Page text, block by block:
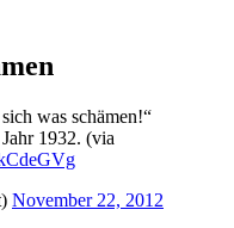
was schämen!“
1932. (via
November 22, 2012